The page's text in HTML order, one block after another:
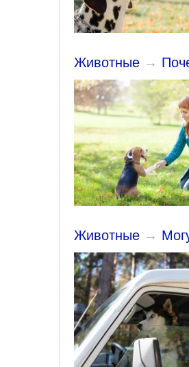
Животные →
Животные →